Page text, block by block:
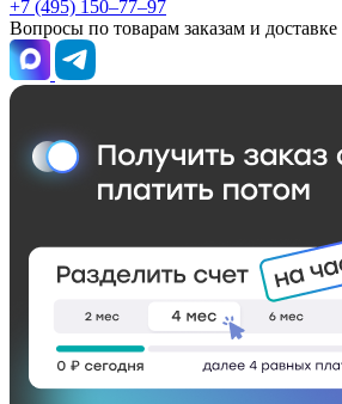
+7 (495) 150–77–97
Вопросы по товарам заказам и доставке